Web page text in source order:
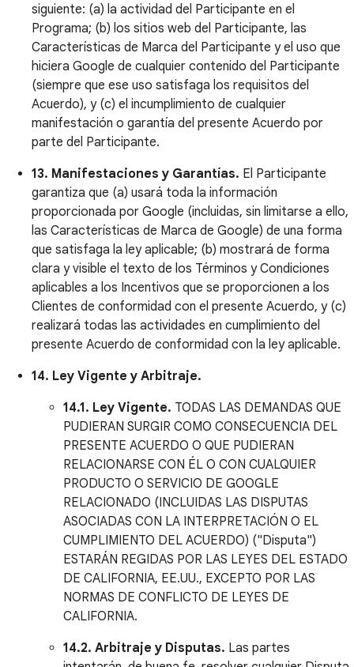
siguiente: (a) la actividad del Participante en el
Programa; (b) los sitios web del Participante, las
Características de Marca del Participante y el uso que
hiciera Google de cualquier contenido del Participante
(siempre que ese uso satisfaga los requisitos del
Acuerdo), y (c) el incumplimiento de cualquier
manifestación o garantía del presente Acuerdo por
parte del Participante.
13. Manifestaciones y Garantías. El Participante
garantiza que (a) usará toda la información
proporcionada por Google (incluidas, sin limitarse a ello,
las Características de Marca de Google) de una forma
que satisfaga la ley aplicable; (b) mostrará de forma
clara y visible el texto de los Términos y Condiciones
aplicables a los Incentivos que se proporcionen a los
Clientes de conformidad con el presente Acuerdo, y (c)
realizará todas las actividades en cumplimiento del
presente Acuerdo de conformidad con la ley aplicable.
14. Ley Vigente y Arbitraje.
14.1. Ley Vigente. TODAS LAS DEMANDAS QUE
PUDIERAN SURGIR COMO CONSECUENCIA DEL
PRESENTE ACUERDO O QUE PUDIERAN
RELACIONARSE CON ÉL O CON CUALQUIER
PRODUCTO O SERVICIO DE GOOGLE
RELACIONADO (INCLUIDAS LAS DISPUTAS
ASOCIADAS CON LA INTERPRETACIÓN O EL
CUMPLIMIENTO DEL ACUERDO) ("Disputa")
ESTARÁN REGIDAS POR LAS LEYES DEL ESTADO
DE CALIFORNIA, EE.UU., EXCEPTO POR LAS
NORMAS DE CONFLICTO DE LEYES DE
CALIFORNIA.
14.2. Arbitraje y Disputas. Las partes